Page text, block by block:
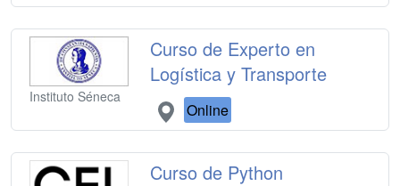
Instituto Séneca
Curso de Experto en
Logística y Transporte
Online
Curso de Python